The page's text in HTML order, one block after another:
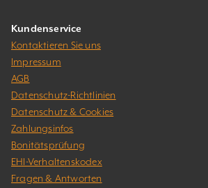
Kundenservice
Kontaktieren Sie uns
Impressum
AGB
Datenschutz-Richtlinien
Datenschutz & Cookies
Zahlungsinfos
Bonitätsprüfung
EHI-Verhaltenskodex
Fragen & Antworten